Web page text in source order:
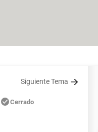
Siguiente Tema
Cerrado